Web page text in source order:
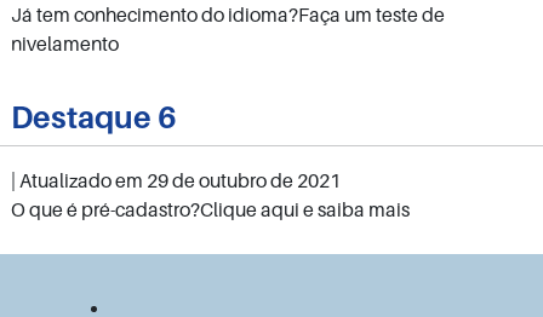
Já tem conhecimento do idioma?Faça um teste de
nivelamento
Destaque 6
| Atualizado em 29 de outubro de 2021
O que é pré-cadastro?Clique aqui e saiba mais